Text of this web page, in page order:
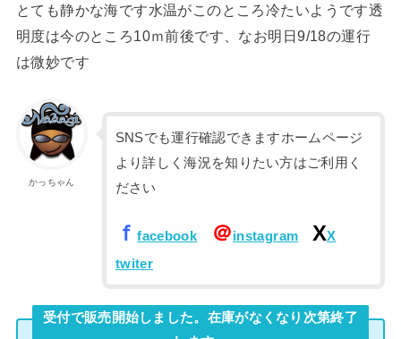
とても静かな海です水温がこのところ冷たいようです透
明度は今のところ10ｍ前後です、なお明日9/18の運行
は微妙です
かっちゃん
SNSでも運行確認できますホームページ
より詳しく海況を知りたい方はご利用く
ださい
ｆfacebook ＠instagram XX
twiter
受付で販売開始しました。在庫がなくなり次第終了